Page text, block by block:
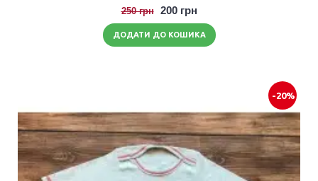
250 грн 200 грн
ДОДАТИ ДО КОШИКА
-20%